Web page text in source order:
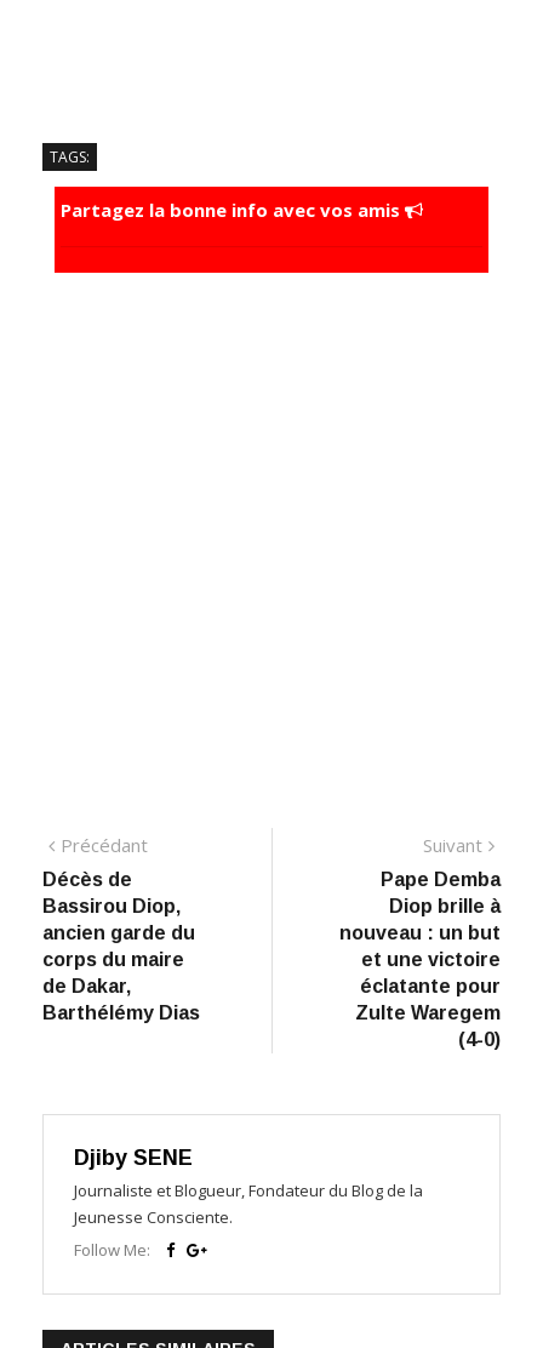
TAGS:
Partagez la bonne info avec vos amis
Navigation
de
l’article
PrécédantPrécédant:
Décès de
Bassirou Diop,
ancien garde du
corps du maire
de Dakar,
Barthélémy Dias
Suivant
Pape Demba
Diop brille à
nouveau : un but
et une victoire
éclatante pour
Zulte Waregem
(4-0)
Djiby SENE
Journaliste et Blogueur, Fondateur du Blog de la
Jeunesse Consciente.
Follow Me: